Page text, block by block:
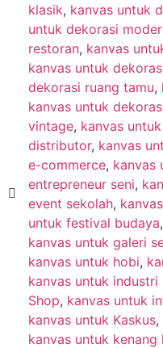
klasik, kanvas untuk
untuk dekorasi
restoran, kanvas
kanvas untuk
dekorasi ruang tamu,
kanvas untuk
vintage, kanvas
distributor, kanvas
e-commerce, kanvas
entrepreneur seni,
event sekolah,
untuk festival budaya,
kanvas untuk galeri
kanvas untuk hobi,
kanvas untuk industri
Shop, kanvas untuk
kanvas untuk Kaskus,
kanvas untuk kenang